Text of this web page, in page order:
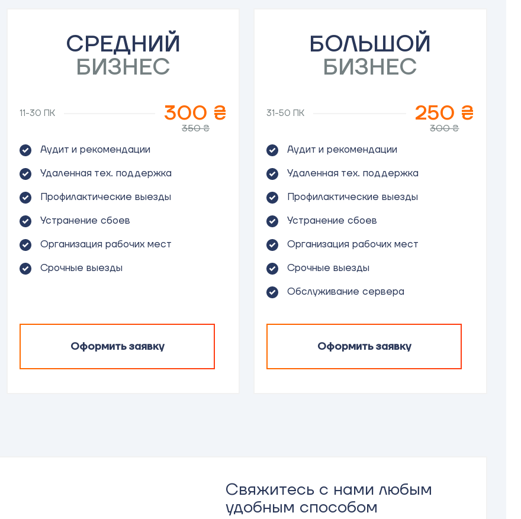
СРЕДНИЙ
БИЗНЕС
11-30 ПК 300 ₴
350 ₴
Аудит и рекомендации
Удаленная тех. поддержка
Профилактические выезды
Устранение сбоев
Организация рабочих мест
Срочные выезды
Оформить заявку
БОЛЬШОЙ
БИЗНЕС
31-50 ПК 250 ₴
300 ₴
Аудит и рекомендации
Удаленная тех. поддержка
Профилактические выезды
Устранение сбоев
Организация рабочих мест
Срочные выезды
Обслуживание сервера
Оформить заявку
Свяжитесь с нами любым
удобным способом